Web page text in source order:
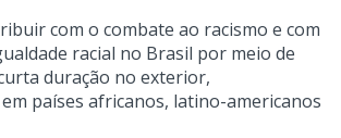
com o combate ao racismo e com
racial no Brasil por meio de
duração no exterior,
países africanos, latino-americanos